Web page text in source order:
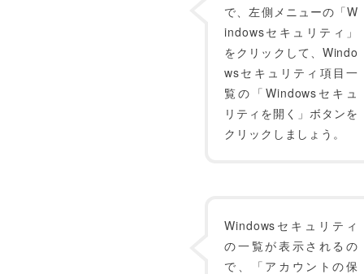
で、左側メニューの「W
indowsセキュリティ」
をクリックして、Windo
wsセキュリティ項目一
覧の「Windowsセキュ
リティを開く」ボタンを
クリックしましょう。
Windowsセキュリティ
の一覧が表示されるの
で、「アカウントの保